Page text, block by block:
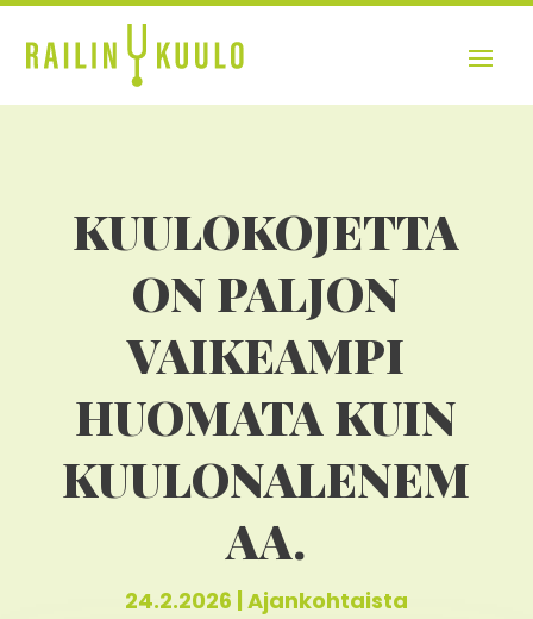
KUULOKOJETTA
ON PALJON
VAIKEAMPI
HUOMATA KUIN
KUULONALENEM
AA.
24.2.2026 | Ajankohtaista